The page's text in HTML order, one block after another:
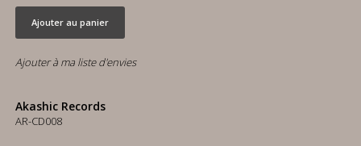
Ajouter au panier
Ajouter à ma liste d'envies
Akashic Records
AR-CD008